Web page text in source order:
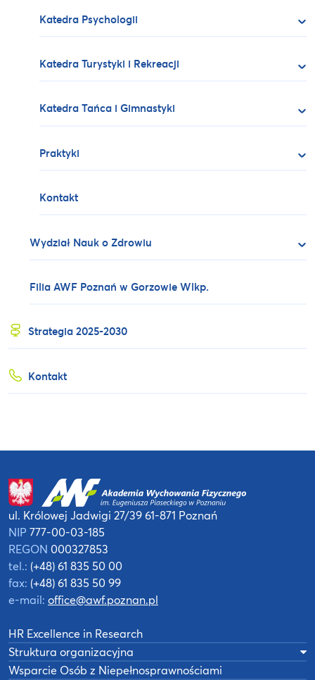
Katedra Psychologii
Katedra Turystyki i Rekreacji
Katedra Tańca i Gimnastyki
Praktyki
Kontakt
Wydział Nauk o Zdrowiu
Filia AWF Poznań w Gorzowie Wlkp.
Strategia 2025-2030
Kontakt
ul. Królowej Jadwigi 27/3961-871 Poznań
NIP 777-00-03-185
REGON 000327853
tel.: (+48) 61 835 50 00
fax: (+48) 61 835 50 99
e-mail: office@awf.poznan.pl
HR Excellence in Research
Struktura organizacyjna
Wsparcie Osób z Niepełnosprawnościami